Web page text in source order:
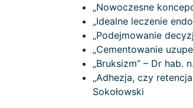
„Nowoczesne
„Idealne leczenie
„Podejmowanie
„Cementowanie
„Bruksizm” – Dr hab.
„Adhezja, czy
Sokołowski